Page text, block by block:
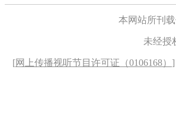
本网站所刊
未经授
[网上传播视听节目许可证（0106168）